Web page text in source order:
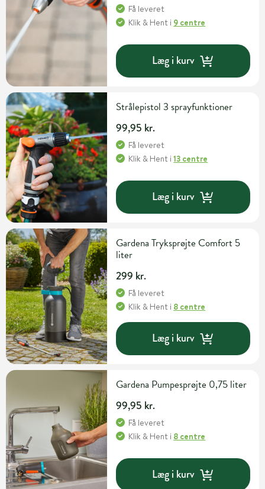
Få leveret
Klik & Hent i 9 centre
Læg i kurv
Strålepistol 3 sprayfunktioner
99,95 kr.
Få leveret
Klik & Hent i13 centre
Læg i kurv
Gardena Tryksprøjte Comfort 5
liter
299 kr.
Få leveret
Klik & Hent i 8 centre
Læg i kurv
Gardena Pumpesprøjte 0,75 liter
99,95 kr.
Få leveret
Klik & Hent i 8 centre
Læg i kurv